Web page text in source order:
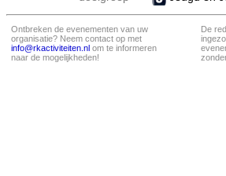
Ontbreken de evenementen van uw
organisatie? Neem contact op met
info@rkactiviteiten.nl om te informeren
naar de mogelijkheden!
De